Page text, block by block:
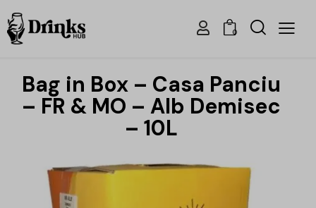
0
Bag in Box – Casa Panciu
– FR & MO – Alb Demisec
– 10L